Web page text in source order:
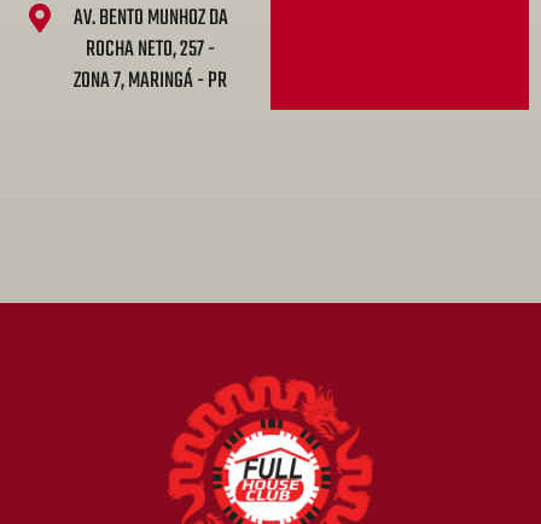
AV. BENTO MUNHOZ DA
ROCHA NETO, 257 -
ZONA 7, MARINGÁ - PR